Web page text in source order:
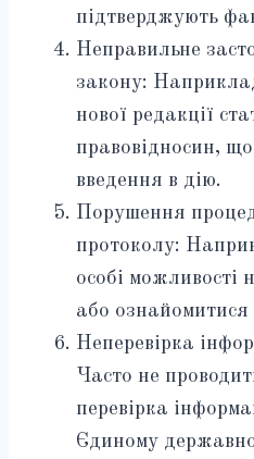
підтверджують
Неправильне
закону:
нової редакції
правовідносин,
введення в дію.
Порушення
протоколу:
особі можливості
або ознайомитися
Неперевірка
Часто не
перевірка
Єдиному